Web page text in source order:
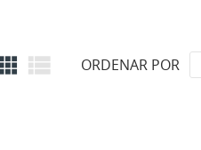
 ORDENAR POR